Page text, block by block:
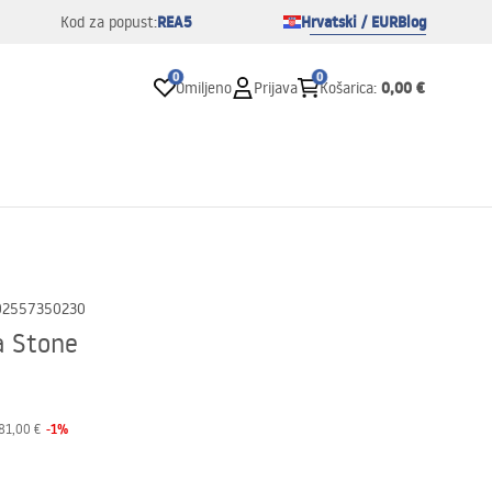
Kod za popust:REA5 Hrvatski / EURBlog
0
Omiljeno Prijava
0
Košarica: 0,00 €
Stone
€ -1%